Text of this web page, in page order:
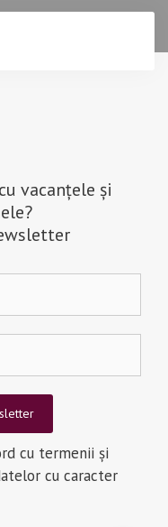
vacanțele și
cu termenii și
cu caracter